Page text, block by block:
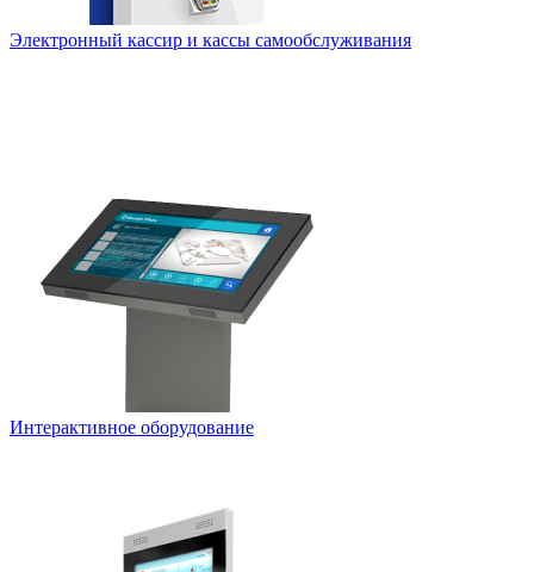
Электронный кассир и кассы самообслуживания
Интерактивное оборудование